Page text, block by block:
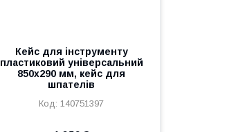
Кейс для інструменту
пластиковий універсальний
850х290 мм, кейс для
шпателів
140751397